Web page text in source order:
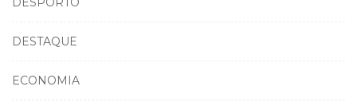
DESTAQUE
ECONOMIA